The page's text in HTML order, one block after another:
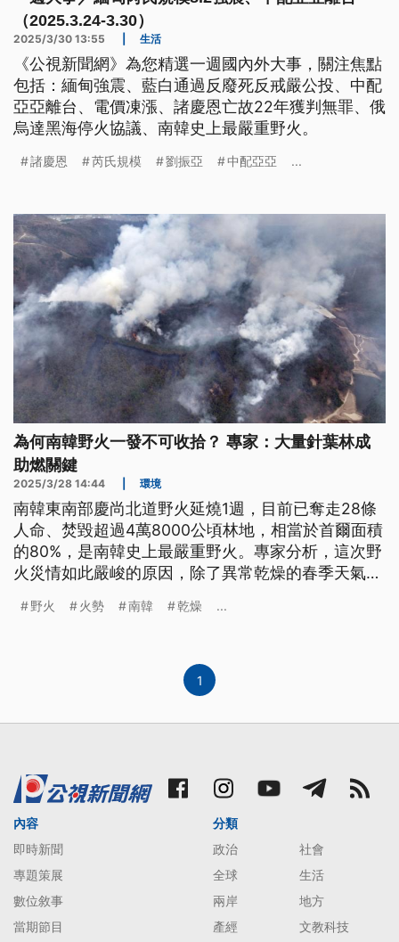
（2025.3.24-3.30）
2025/3/30 13:55 生活
《公視新聞網》為您精選一週國內外大事，關注焦點
包括：緬甸強震、藍白通過反廢死反戒嚴公投、中配
亞亞離台、電價凍漲、諸慶恩亡故22年獲判無罪、俄
烏達黑海停火協議、南韓史上最嚴重野火。
諸慶恩 芮氏規模 劉振亞 中配亞亞 ...
為何南韓野火一發不可收拾？ 專家：大量針葉林成
助燃關鍵
2025/3/28 14:44 環境
南韓東南部慶尚北道野火延燒1週，目前已奪走28條
人命、焚毀超過4萬8000公頃林地，相當於首爾面積
的80%，是南韓史上最嚴重野火。專家分析，這次野
火災情如此嚴峻的原因，除了異常乾燥的春季天氣
投入種植的新林地，也都成為火勢難以阻擋的關鍵之
野火 火勢 南韓 乾燥 ...
1
內容
即時新聞
專題策展
數位敘事
當期節目
分類
政治
社會
全球
生活
兩岸
地方
產經
文教科技